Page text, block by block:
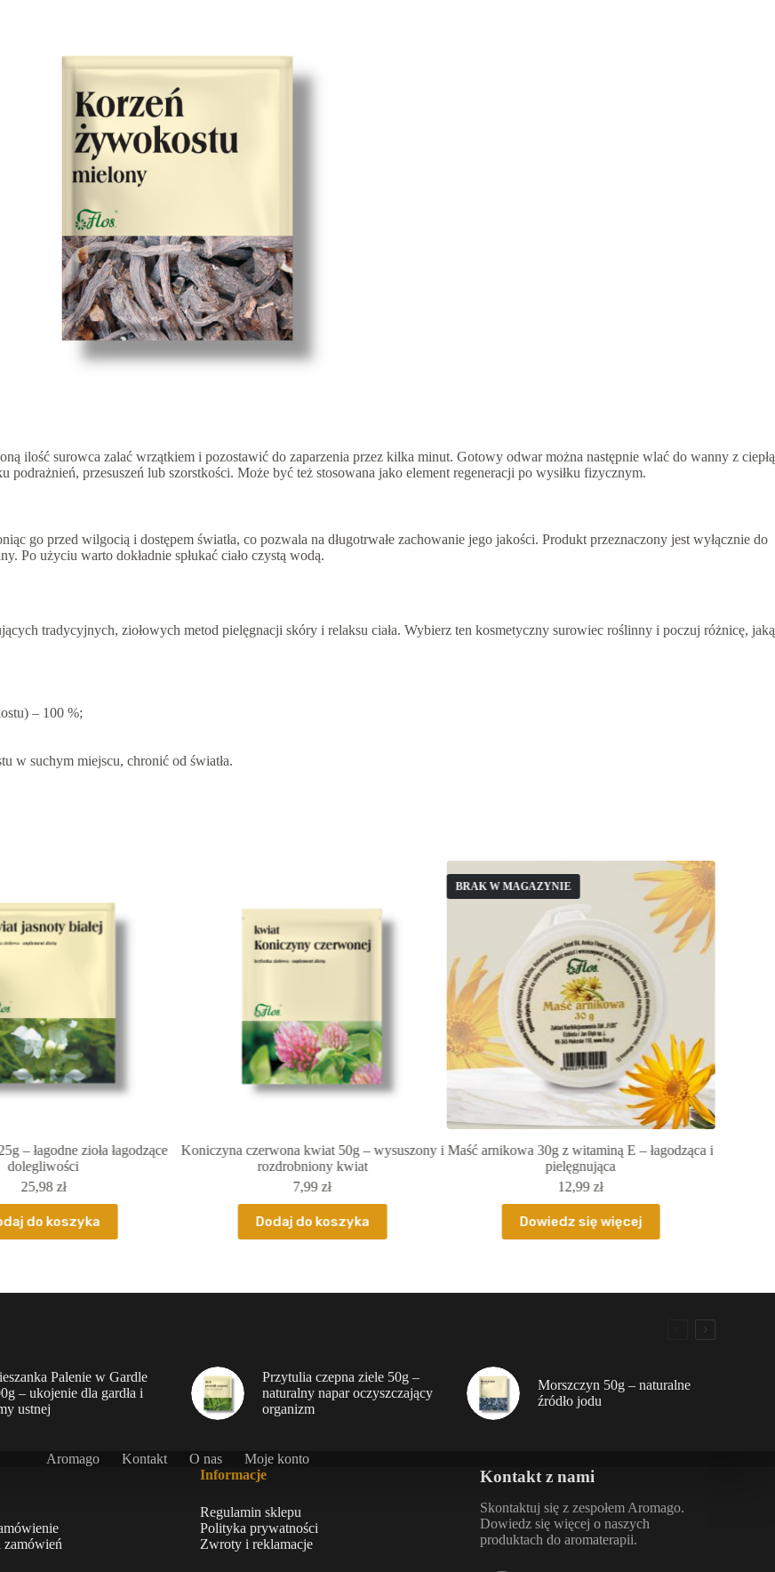
ilość surowca zalać wrzątkiem i pozostawić do zaparzenia przez kilka minut. Gotowy odwar można następnie wlać do wanny z ciepłą
przesuszeń lub szorstkości. Może być też stosowana jako element regeneracji po wysiłku fizycznym.
go przed wilgocią i dostępem światła, co pozwala na długotrwałe zachowanie jego jakości. Produkt przeznaczony jest wyłącznie do
Po użyciu warto dokładnie spłukać ciało czystą wodą.
tradycyjnych, ziołowych metod pielęgnacji skóry i relaksu ciała. Wybierz ten kosmetyczny surowiec roślinny i poczuj różnicę, jaką
– 100 %;
w suchym miejscu, chronić od światła.
– łagodne zioła łagodzące
dolegliwości
25,98 zł
do koszyka
Koniczyna czerwona kwiat 50g – wysuszony i
rozdrobniony kwiat
7,99 zł
Dodaj do koszyka
BRAK W MAGAZYNIE
Maść arnikowa 30g z witaminą E – łagodząca i
pielęgnująca
12,99zł
Dowiedz się więcej
Palenie w Gardle
– ukojenie dla gardła i
ustnej
Przytulia czepna ziele 50g –
naturalny napar oczyszczający
organizm
Morszczyn 50g – naturalne
źródło jodu
Aromago Kontakt O nas
Moje konto
zamówień
Informacje
Regulamin sklepu
Polityka prywatności
Zwroty i reklamacje
Kontakt z nami
Skontaktuj się z zespołem Aromago.
Dowiedz się więcej o naszych
produktach do aromaterapii.